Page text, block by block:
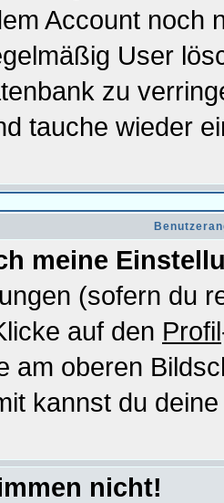
Account noch
User
zu
tauche wieder
meine
(sofern du
auf den Profil
am oberen
kannst du
nicht!